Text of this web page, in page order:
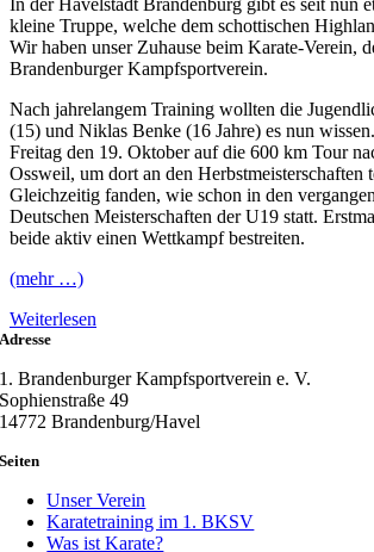
In der Havelstadt Brandenburg gibt es seit nun
kleine Truppe, welche dem schottischen
Wir haben unser Zuhause beim Karate-Verein,
Brandenburger Kampfsportverein.
Nach jahrelangem Training wollten die
(15) und Niklas Benke (16 Jahre) es nun
Freitag den 19. Oktober auf die 600 km Tour
Ossweil, um dort an den Herbstmeisterschaften
Gleichzeitig fanden, wie schon in den
Deutschen Meisterschaften der U19 statt.
beide aktiv einen Wettkampf bestreiten.
(mehr …)
Weiterlesen
Adresse
1. Brandenburger Kampfsportverein e. V.
Sophienstraße 49
14772 Brandenburg/Havel
Seiten
Unser Verein
Karatetraining im 1. BKSV
Was ist Karate?